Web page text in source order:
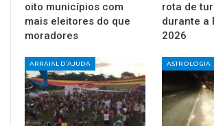
oito municípios com
mais eleitores do que
moradores
rota de
durante a
2026
ARRAIAL D'AJUDA ASTROLOGIA